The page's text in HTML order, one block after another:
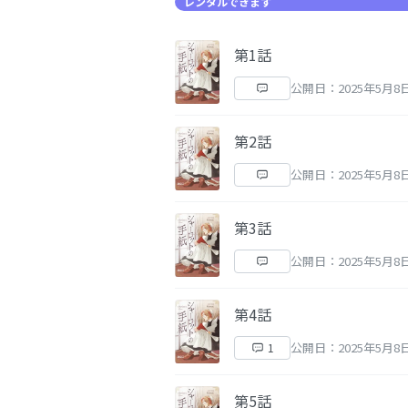
第1話
公開日：2025年5月8
第2話
公開日：2025年5月8
第3話
公開日：2025年5月8
第4話
1 公開日：2025年5月8
第5話